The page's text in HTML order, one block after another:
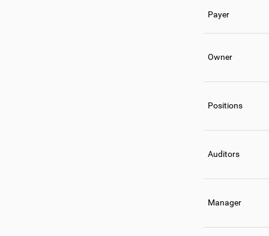
Payer
Owner
Positions
Auditors
Manager